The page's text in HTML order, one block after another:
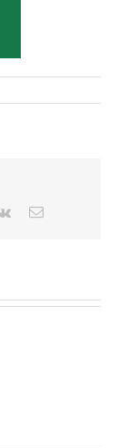
Vk Email